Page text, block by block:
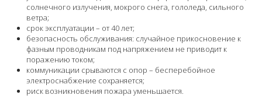
Политика обработки персональных данных
Наши специалисты
Наша гарантия
Наши цены
Фотогалерея
солнечного излучения, мокрого снега, гололеда, сильного
ветра;
срок эксплуатации – от 40 лет;
безопасность обслуживания: случайное прикосновение к
фазным проводникам под напряжением не приводит к
поражению током;
коммуникации срываются с опор – бесперебойное
электроснабжение сохраняется;
риск возникновения пожара уменьшается.